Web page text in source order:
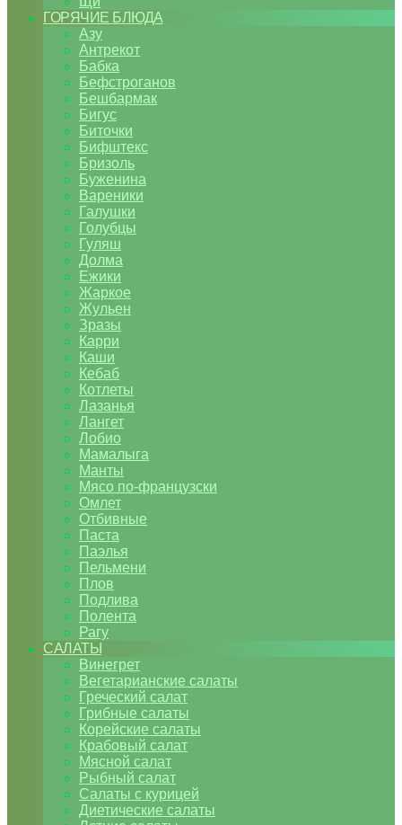
ГОРЯЧИЕ БЛЮДА
Азу
Антрекот
Бабка
Бефстроганов
Бешбармак
Бигус
Биточки
Бифштекс
Бризоль
Буженина
Вареники
Галушки
Голубцы
Гуляш
Долма
Ежики
Жаркое
Жульен
Зразы
Карри
Каши
Кебаб
Котлеты
Лазанья
Лангет
Лобио
Мамалыга
Манты
Мясо по-французски
Омлет
Отбивные
Паста
Паэлья
Пельмени
Плов
Подлива
Полента
Рагу
САЛАТЫ
Винегрет
Вегетарианские салаты
Греческий салат
Грибные салаты
Корейские салаты
Крабовый салат
Мясной салат
Рыбный салат
Салаты с курицей
Диетические салаты